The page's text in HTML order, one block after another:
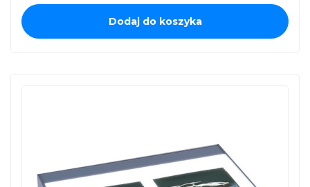
Dodaj do koszyka